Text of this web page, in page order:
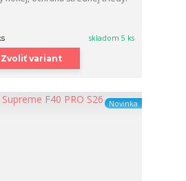
skladom 5 ks
Zvoliť variant
Novinka